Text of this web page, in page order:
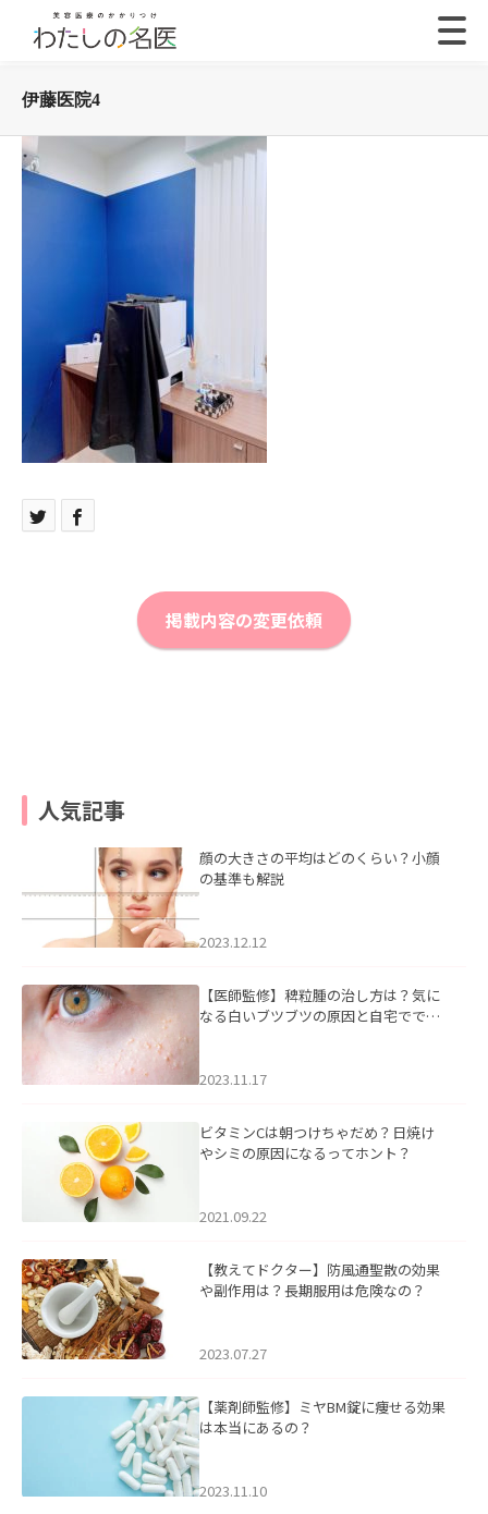
伊藤医院4
掲載内容の変更依頼
人気記事
顔の大きさの平均はどのくらい？小顔
の基準も解説
2023.12.12
【医師監修】稗粒腫の治し方は？気に
なる白いブツブツの原因と自宅ででき
2023.11.17
ビタミンCは朝つけちゃだめ？日焼け
やシミの原因になるってホント？
2021.09.22
【教えてドクター】防風通聖散の効果
や副作用は？長期服用は危険なの？
2023.07.27
【薬剤師監修】ミヤBM錠に痩せる効果
は本当にあるの？
2023.11.10